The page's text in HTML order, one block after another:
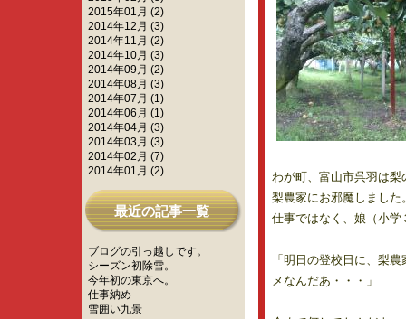
わが町、富山市呉羽は梨
梨農家にお邪魔しました
仕事ではなく、娘（小
「明日の登校日に、梨
メなんだあ・・・」
2015年01月 (2)
2014年12月 (3)
2014年11月 (2)
2014年10月 (3)
2014年09月 (2)
2014年08月 (3)
2014年07月 (1)
2014年06月 (1)
2014年04月 (3)
2014年03月 (3)
2014年02月 (7)
2014年01月 (2)
最近の記事一覧
ブログの引っ越しです。
シーズン初除雪。
今年初の東京へ。
仕事納め
雪囲い九景